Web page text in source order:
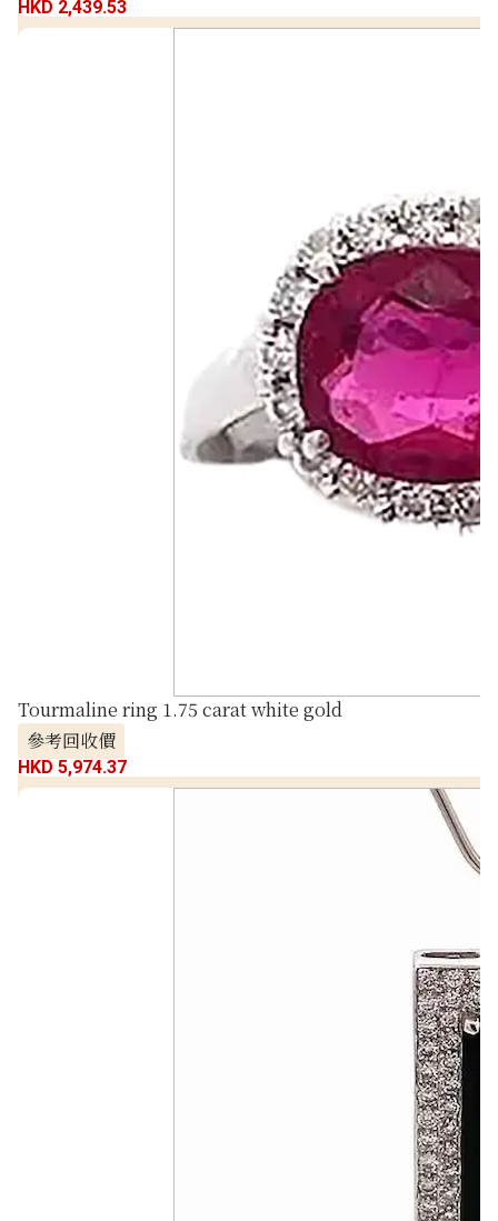
HKD 2,439.53
Tourmaline ring 1.75 carat white gold
參考回收價
HKD 5,974.37